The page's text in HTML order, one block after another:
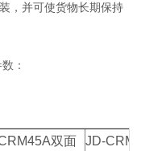
，并可使货物长期保持
：
双面
JD-CRM45A